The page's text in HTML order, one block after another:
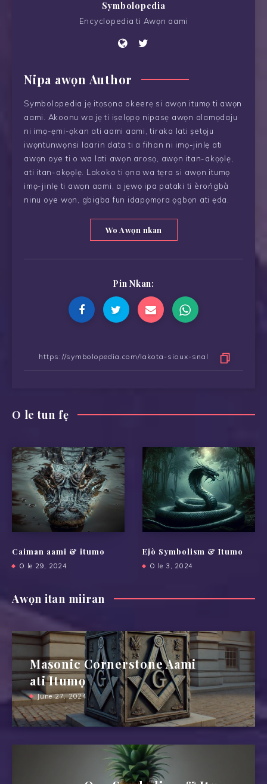
Symbolopedia
Encyclopedia ti Awọn aami
Nipa awọn Author
Symbolopedia jẹ itọsọna okeerẹ si awọn itumọ ti awọn
aami. Akoonu wa jẹ ti iṣelọpọ nipasẹ awọn alamọdaju
ni imọ-ẹmi-ọkan ati aami aami, tiraka lati ṣetọju
iwọntunwọnsi laarin data ti a fihan ni imọ-jinlẹ ati
awọn oye ti o wa lati awọn arosọ, awọn itan-akọọlẹ,
ati itan-akọọlẹ. Lakoko ti ọna wa tẹra si awọn itumọ
imọ-jinlẹ ti awọn aami, a jẹwọ ipa pataki ti èrońgbà
ninu oye wọn, gbigba fun idapọmọra ọgbọn ati ẹda.
Wo Awọn nkan
Pin Nkan:
O le tun fẹ
Caiman aami & itumo
O le 29, 2024
Ejò Symbolism & Itumo
O le 3, 2024
Awọn itan miiran
Masonic Cornerstone Aami
ati Itumọ
June 27, 2024